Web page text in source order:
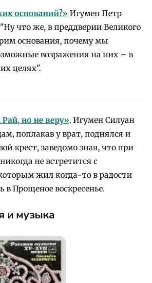
оснований?»Игумен Петр
что же, в преддверии Великого
основания, почему мы
возражения на них – в
целях".
но не веру». Игумен Силуан
поплакав у врат, поднялся и
крест, заведомо зная, что при
не встретится с
жил когда-то в радости
в Прощеное воскресенье.
и музыка